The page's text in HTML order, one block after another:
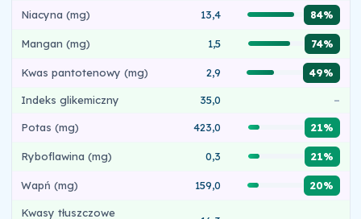
Niacyna (mg) 13,4 84%
Mangan (mg) 1,5 74%
Kwas pantotenowy (mg) 2,9 49%
Indeks glikemiczny 35,0 –
Potas (mg) 423,0 21%
Ryboflawina (mg) 0,3 21%
Wapń (mg) 159,0 20%
Kwasy tłuszczowe